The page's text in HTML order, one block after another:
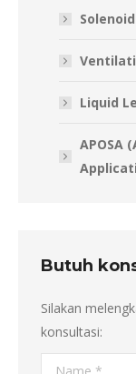
Liquid
APOSA
Butuh
Silakan
konsultasi:
Name *